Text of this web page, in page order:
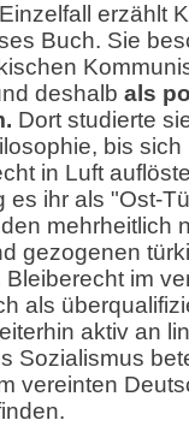
erzählt
Buch. Sie
deshalb als
Dort studierte
bis
in Luft
es ihr als "Ost-
mehrheitlich
gezogenen
Bleiberecht im
als
aktiv an
Sozialismus
vereinten